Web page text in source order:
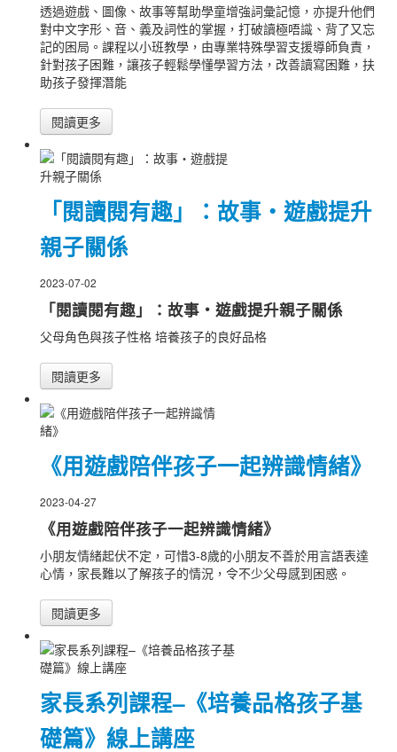
透過遊戲、圖像、故事等幫助學童增強詞彙記憶，亦提升他們
對中文字形、音、義及詞性的掌握，打破讀極唔識、背了又忘
記的困局。課程以小班教學，由專業特殊學習支援導師負責，
針對孩子困難，讓孩子輕鬆學懂學習方法，改善讀寫困難，扶
助孩子發揮潛能
閱讀更多
「閱讀閱有趣」：故事・遊戲提升
親子關係
2023-07-02
「閱讀閱有趣」：故事・遊戲提升親子關係
父母角色與孩子性格 培養孩子的良好品格
閱讀更多
《用遊戲陪伴孩子一起辨識情緒》
2023-04-27
《用遊戲陪伴孩子一起辨識情緒》
小朋友情緒起伏不定，可惜3-8歲的小朋友不善於用言語表達
心情，家長難以了解孩子的情況，令不少父母感到困惑。
閱讀更多
家長系列課程–《培養品格孩子基
礎篇》線上講座